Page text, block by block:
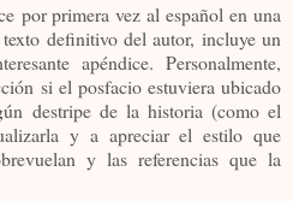
por primera vez al español en una
definitivo del autor, incluye un
apéndice. Personalmente,
si el posfacio estuviera ubicado
destripe de la historia (como el
y a apreciar el estilo que
y las referencias que la